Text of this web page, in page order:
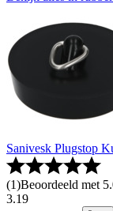
Sanivesk Plugstop
(1)Beoordeeld met
3.19